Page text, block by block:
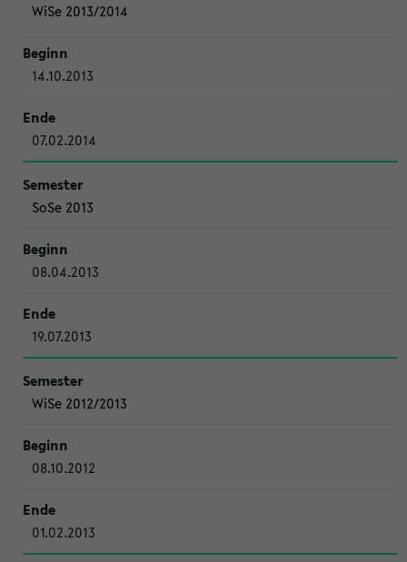
WiSe 2013/2014
14.10.2013
07.02.2014
SoSe 2013
08.04.2013
19.07.2013
WiSe 2012/2013
08.10.2012
01.02.2013